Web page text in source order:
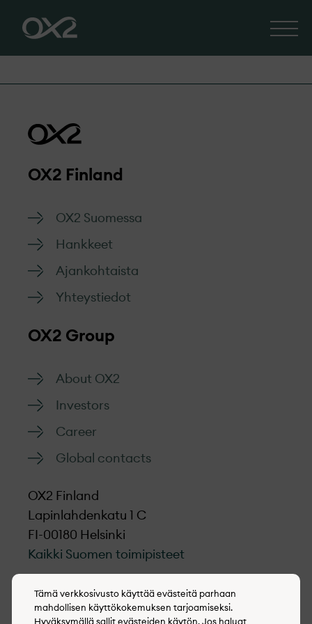
OX2 Finland
OX2 Suomessa
Hankkeet
Ajankohtaista
Yhteystiedot
OX2 Group
About OX2
Investors
Career
Global contacts
OX2 Finland
Lapinlahdenkatu 1 C
FI-00180 Helsinki
Kaikki Suomen toimipisteet
LinkedIn
Tämä verkkosivusto käyttää evästeitä parhaan
mahdollisen käyttökokemuksen tarjoamiseksi.